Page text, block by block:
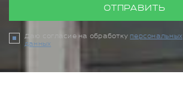
ОТПРАВИТЬ
Даю согласие на обработку персональных
данных